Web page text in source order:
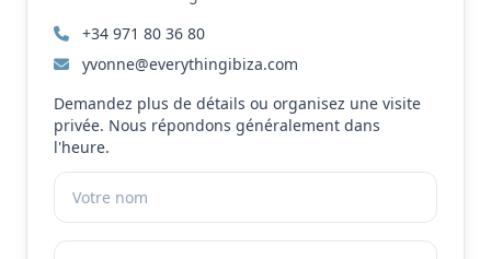
+34 971 80 36 80
yvonne@everythingibiza.com
Demandez plus de détails ou organisez une visite
privée. Nous répondons généralement dans
l'heure.